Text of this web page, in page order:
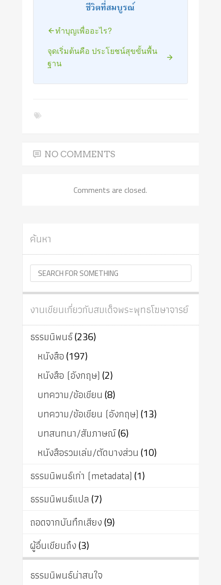
ชีวิตที่สมบูรณ์
ทำบุญเพื่ออะไร?
จุดเริ่มต้นคือ ประโยชน์สุขขั้นพื้น
ฐาน
NO COMMENTS
Comments are closed.
ค้นหา
งานเขียนเกี่ยวกับสมเด็จพระพุทธโฆษาจารย์
ธรรมนิพนธ์(236)
หนังสือ(197)
หนังสือ (อังกฤษ) (2)
บทความ/ข้อเขียน (8)
บทความ/ข้อเขียน (อังกฤษ) (13)
บทสนทนา/สัมภาษณ์(6)
หนังสือรวมเล่ม/ตัดบางส่วน (10)
ธรรมนิพนธ์เก่า (metadata) (1)
ธรรมนิพนธ์แปล (7)
ถอดจากบันทึกเสียง(9)
ผู้อื่นเขียนถึง(3)
ธรรมนิพนธ์น่าสนใจ